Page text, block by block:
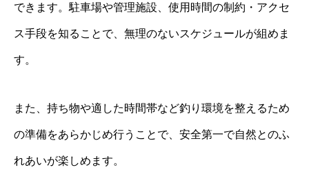
できます。駐車場や管理施設、使用時間の制約・アクセ
ス手段を知ることで、無理のないスケジュールが組めま
す。
また、持ち物や適した時間帯など釣り環境を整えるため
の準備をあらかじめ行うことで、安全第一で自然とのふ
れあいが楽しめます。